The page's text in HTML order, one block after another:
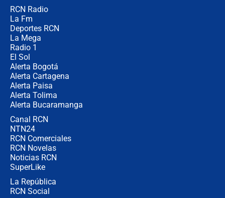
RCN Radio
La Fm
Deportes RCN
La Mega
Radio 1
El Sol
Alerta Bogotá
Alerta Cartagena
Alerta Paisa
Alerta Tolima
Alerta Bucaramanga
Canal RCN
NTN24
RCN Comerciales
RCN Novelas
Noticias RCN
SuperLike
La República
RCN Social